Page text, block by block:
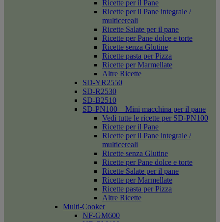
Ricette per il Pane
Ricette per il Pane integrale /
multicereali
Ricette Salate per il pane
Ricette per Pane dolce e torte
Ricette senza Glutine
Ricette pasta per Pizza
Ricette per Marmellate
Altre Ricette
SD-YR2550
SD-R2530
SD-B2510
SD-PN100 – Mini macchina per il pane
Vedi tutte le ricette per SD-PN100
Ricette per il Pane
Ricette per il Pane integrale /
multicereali
Ricette senza Glutine
Ricette per Pane dolce e torte
Ricette Salate per il pane
Ricette per Marmellate
Ricette pasta per Pizza
Altre Ricette
Multi-Cooker
NF-GM600